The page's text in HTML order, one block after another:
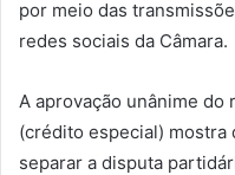
por meio das
redes sociais da Câmara.
A aprovação unânime do
(crédito especial) mostra
separar a disputa